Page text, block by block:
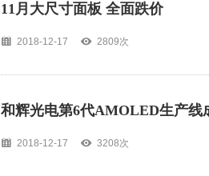
11月大尺寸面板 全面跌价
2018-12-17 2809次
和辉光电第6代AMOLED生产线
2018-12-17 3208次